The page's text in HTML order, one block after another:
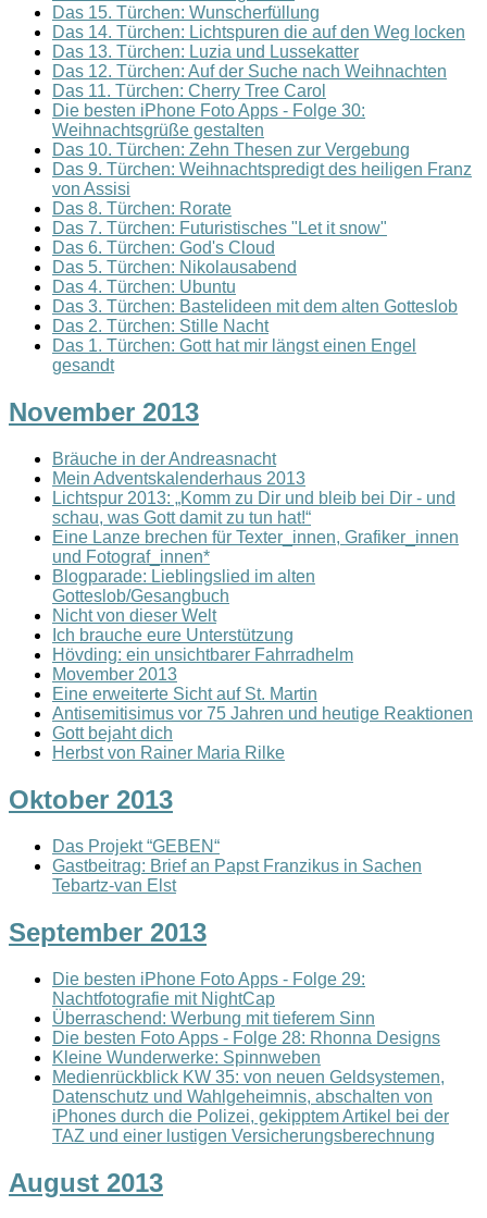
Das 15. Türchen: Wunscherfüllung
Das 14. Türchen: Lichtspuren die auf den Weg locken
Das 13. Türchen: Luzia und Lussekatter
Das 12. Türchen: Auf der Suche nach Weihnachten
Das 11. Türchen: Cherry Tree Carol
Die besten iPhone Foto Apps - Folge 30:
Weihnachtsgrüße gestalten
Das 10. Türchen: Zehn Thesen zur Vergebung
Das 9. Türchen: Weihnachtspredigt des heiligen Franz
von Assisi
Das 8. Türchen: Rorate
Das 7. Türchen: Futuristisches "Let it snow"
Das 6. Türchen: God's Cloud
Das 5. Türchen: Nikolausabend
Das 4. Türchen: Ubuntu
Das 3. Türchen: Bastelideen mit dem alten Gotteslob
Das 2. Türchen: Stille Nacht
Das 1. Türchen: Gott hat mir längst einen Engel
gesandt
November 2013
Bräuche in der Andreasnacht
Mein Adventskalenderhaus 2013
Lichtspur 2013: „Komm zu Dir und bleib bei Dir - und
schau, was Gott damit zu tun hat!“
Eine Lanze brechen für Texter_innen, Grafiker_innen
und Fotograf_innen*
Blogparade: Lieblingslied im alten
Gotteslob/Gesangbuch
Nicht von dieser Welt
Ich brauche eure Unterstützung
Hövding: ein unsichtbarer Fahrradhelm
Movember 2013
Eine erweiterte Sicht auf St. Martin
Antisemitisimus vor 75 Jahren und heutige Reaktionen
Gott bejaht dich
Herbst von Rainer Maria Rilke
Oktober 2013
Das Projekt “GEBEN“
Gastbeitrag: Brief an Papst Franzikus in Sachen
Tebartz-van Elst
September 2013
Die besten iPhone Foto Apps - Folge 29:
Nachtfotografie mit NightCap
Überraschend: Werbung mit tieferem Sinn
Die besten Foto Apps - Folge 28: Rhonna Designs
Kleine Wunderwerke: Spinnweben
Medienrückblick KW 35: von neuen Geldsystemen,
Datenschutz und Wahlgeheimnis, abschalten von
iPhones durch die Polizei, gekipptem Artikel bei der
TAZ und einer lustigen Versicherungsberechnung
August 2013